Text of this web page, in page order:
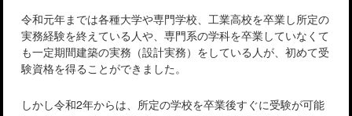
令和元年までは各種大学や専門学校、工業高校を卒業し所定の
実務経験を終えている人や、専門系の学科を卒業していなくて
も一定期間建築の実務（設計実務）をしている人が、初めて受
験資格を得ることができました。
しかし令和2年からは、所定の学校を卒業後すぐに受験が可能